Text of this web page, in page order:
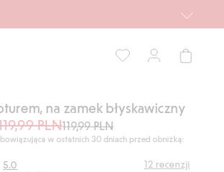
na zamek błyskawiczny
PLN119,99 PLN
w ostatnich 30 dniach przed obniżką:
Średnia ocena:
5.0 12 recenzji